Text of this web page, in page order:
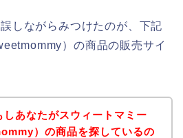
しながらみつけたのが、下記
）の商品の販売サイ
しあなたがスウィートマミー
）の商品を探しているの